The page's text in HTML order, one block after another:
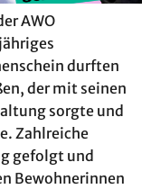
AWO
durften
der mit seinen
sorgte und
Zahlreiche
gefolgt und
Bewohnerinnen